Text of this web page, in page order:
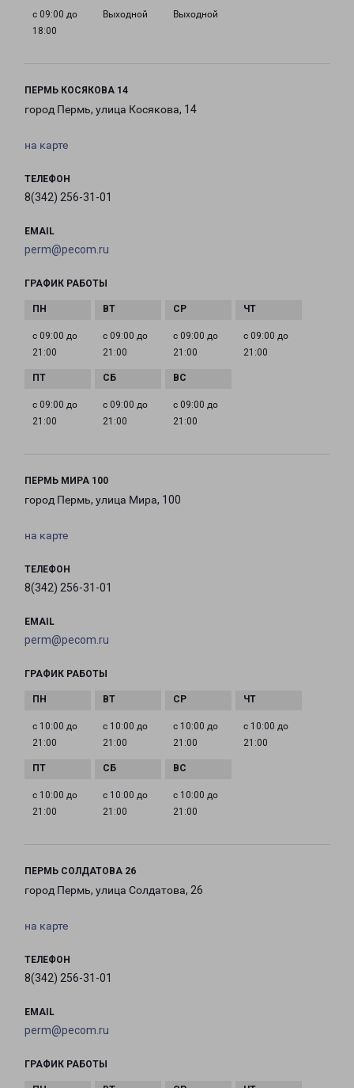
с 09:00 до
18:00
Выходной Выходной
ПЕРМЬ КОСЯКОВА 14
город Пермь, улица Косякова, 14
на карте
ТЕЛЕФОН
8(342) 256-31-01
EMAIL
perm@pecom.ru
ГРАФИК РАБОТЫ
с 09:00 до
21:00
с 09:00 до
21:00
с 09:00 до
21:00
с 09:00 до
21:00
с 09:00 до
21:00
с 09:00 до
21:00
с 09:00 до
21:00
ПЕРМЬ МИРА 100
город Пермь, улица Мира, 100
на карте
ТЕЛЕФОН
8(342) 256-31-01
EMAIL
perm@pecom.ru
ГРАФИК РАБОТЫ
с 10:00 до
21:00
с 10:00 до
21:00
с 10:00 до
21:00
с 10:00 до
21:00
с 10:00 до
21:00
с 10:00 до
21:00
с 10:00 до
21:00
ПЕРМЬ СОЛДАТОВА 26
город Пермь, улица Солдатова, 26
на карте
ТЕЛЕФОН
8(342) 256-31-01
EMAIL
perm@pecom.ru
ГРАФИК РАБОТЫ